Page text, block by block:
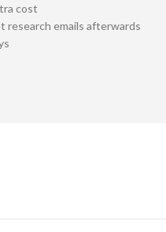
cost
research emails afterwards